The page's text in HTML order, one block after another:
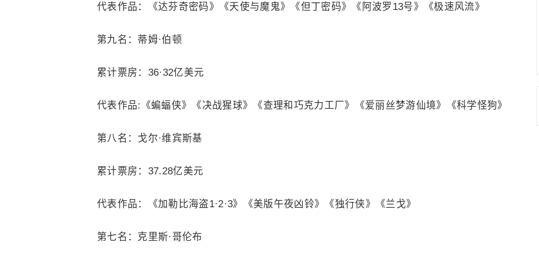
代表作品：《达芬奇密码》《天使与魔鬼》《但丁密码》《阿波罗13号》《极速风流》
第九名：蒂姆·伯顿
累计票房：36·32亿美元
代表作品:《蝙蝠侠》《决战猩球》《查理和巧克力工厂》《爱丽丝梦游仙境》《科学怪狗》
第八名：戈尔·维宾斯基
累计票房：37.28亿美元
代表作品：《加勒比海盗1·2·3》《美版午夜凶铃》《独行侠》《兰戈》
第七名：克里斯·哥伦布